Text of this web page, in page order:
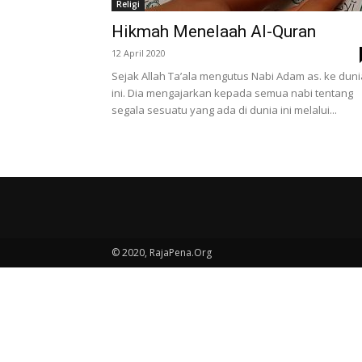
Religi
Hikmah Menelaah Al-Quran
12 April 2020
Sejak Allah Ta’ala mengutus Nabi Adam as. ke
ini. Dia mengajarkan kepada semua nabi tentang
segala sesuatu yang ada di dunia ini melalui...
© 2020, RajaPena.Org